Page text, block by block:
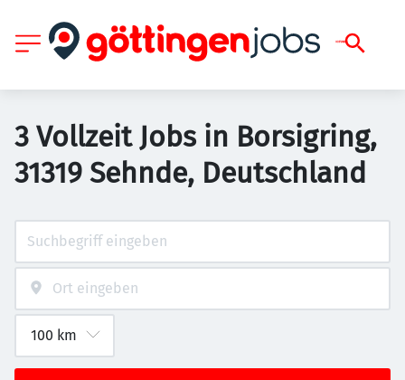
3 Vollzeit Jobs in Borsigring,
31319 Sehnde, Deutschland